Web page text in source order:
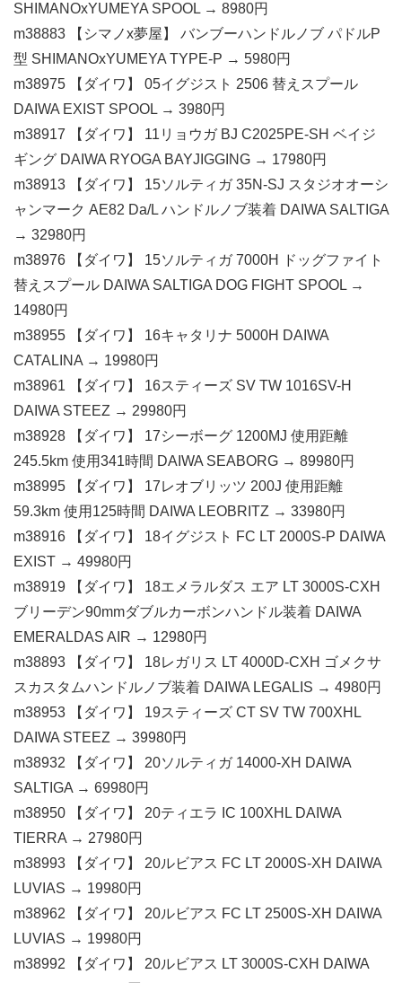
SHIMANOxYUMEYA SPOOL → 8980円
m38883 【シマノx夢屋】 バンブーハンドルノブ パドルP
型 SHIMANOxYUMEYA TYPE-P → 5980円
m38975 【ダイワ】 05イグジスト 2506 替えスプール
DAIWA EXIST SPOOL → 3980円
m38917 【ダイワ】 11リョウガ BJ C2025PE-SH ベイジ
ギング DAIWA RYOGA BAYJIGGING → 17980円
m38913 【ダイワ】 15ソルティガ 35N-SJ スタジオオーシ
ャンマーク AE82 Da/L ハンドルノブ装着 DAIWA SALTIGA
→ 32980円
m38976 【ダイワ】 15ソルティガ 7000H ドッグファイト
替えスプール DAIWA SALTIGA DOG FIGHT SPOOL →
14980円
m38955 【ダイワ】 16キャタリナ 5000H DAIWA
CATALINA → 19980円
m38961 【ダイワ】 16スティーズ SV TW 1016SV-H
DAIWA STEEZ → 29980円
m38928 【ダイワ】 17シーボーグ 1200MJ 使用距離
245.5km 使用341時間 DAIWA SEABORG → 89980円
m38995 【ダイワ】 17レオブリッツ 200J 使用距離
59.3km 使用125時間 DAIWA LEOBRITZ → 33980円
m38916 【ダイワ】 18イグジスト FC LT 2000S-P DAIWA
EXIST → 49980円
m38919 【ダイワ】 18エメラルダス エア LT 3000S-CXH
ブリーデン90mmダブルカーボンハンドル装着 DAIWA
EMERALDAS AIR → 12980円
m38893 【ダイワ】 18レガリス LT 4000D-CXH ゴメクサ
スカスタムハンドルノブ装着 DAIWA LEGALIS → 4980円
m38953 【ダイワ】 19スティーズ CT SV TW 700XHL
DAIWA STEEZ → 39980円
m38932 【ダイワ】 20ソルティガ 14000-XH DAIWA
SALTIGA → 69980円
m38950 【ダイワ】 20ティエラ IC 100XHL DAIWA
TIERRA → 27980円
m38993 【ダイワ】 20ルビアス FC LT 2000S-XH DAIWA
LUVIAS → 19980円
m38962 【ダイワ】 20ルビアス FC LT 2500S-XH DAIWA
LUVIAS → 19980円
m38992 【ダイワ】 20ルビアス LT 3000S-CXH DAIWA